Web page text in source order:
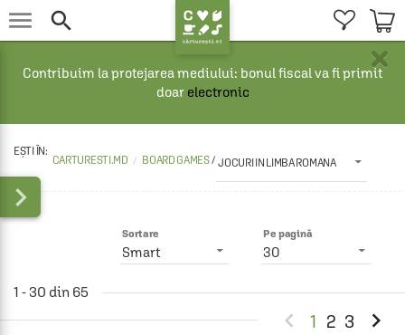
 
×
Contribuim la protejarea mediului: bonul fiscal va fi primit
doar electronic
CARTURESTI.MD BOARD GAMES / JOCURI IN LIMBA ROMANA

Pe pagină
30
Sortare
Smart
1 - 30 din 65
 1 2 3 